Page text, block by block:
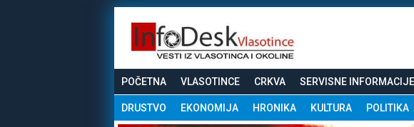
POČETNA VLASOTINCE CRKVA SERVISNE INFORMACIJE
DRUSTVO EKONOMIJA HRONIKA KULTURA POLITIKA